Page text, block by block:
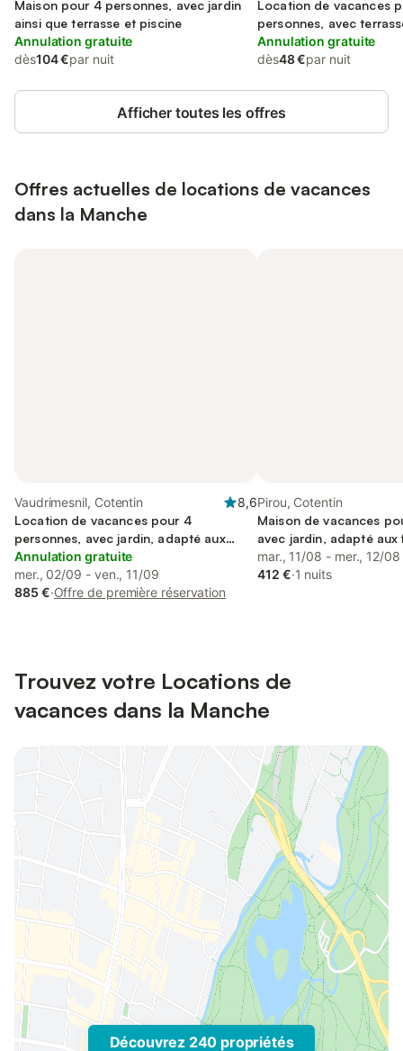
Maison pour 4 personnes, avec jardin
ainsi que terrasse et piscine
Annulation gratuite
dès104 €par nuit
Location de vacances
personnes, avec
Annulation gratuite
dès48 €par nuit
Afficher toutes les offres
Offres actuelles de locations de vacances
dans la Manche
Vaudrimesnil, Cotentin
8,6
Location de vacances pour 4
personnes, avec jardin, adapté aux
familles
Annulation gratuite
mer., 02/09 - ven., 11/09
885 €·Offre de première réservation
Pirou, Cotentin
Maison de vacances
avec jardin, adapté aux
mar., 11/08 - mer., 12/08
412 €·1 nuits
Trouvez votre Locations de
vacances dans la Manche
Découvrez 240 propriétés